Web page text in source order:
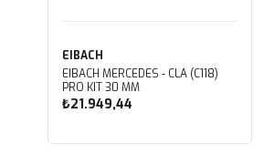
EIBACH
EIBACH MERCEDES - CLA (C118)
PRO KIT 30 MM
₺21.949,44